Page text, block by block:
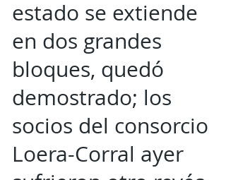
estado se extiende
en dos grandes
bloques, quedó
demostrado; los
socios del consorcio
Loera-Corral ayer